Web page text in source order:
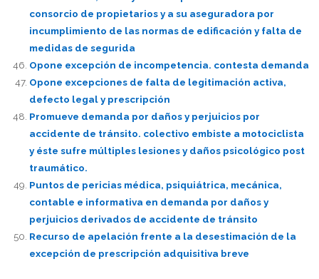
consorcio de propietarios y a su aseguradora por
incumplimiento de las normas de edificación y falta de
medidas de segurida
Opone excepción de incompetencia. contesta demanda
Opone excepciones de falta de legitimación activa,
defecto legal y prescripción
Promueve demanda por daños y perjuicios por
accidente de tránsito. colectivo embiste a motociclista
y éste sufre múltiples lesiones y daños psicológico post
traumático.
Puntos de pericias médica, psiquiátrica, mecánica,
contable e informativa en demanda por daños y
perjuicios derivados de accidente de tránsito
Recurso de apelación frente a la desestimación de la
excepción de prescripción adquisitiva breve